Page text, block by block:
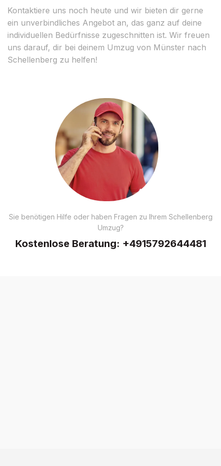
Kontaktiere uns noch heute und wir bieten dir gerne
ein unverbindliches Angebot an, das ganz auf deine
individuellen Bedürfnisse zugeschnitten ist. Wir freuen
uns darauf, dir bei deinem Umzug von Münster nach
Schellenberg zu helfen!
Sie benötigen Hilfe oder haben Fragen zu Ihrem Schellenberg
Umzug?
Kostenlose Beratung: +4915792644481